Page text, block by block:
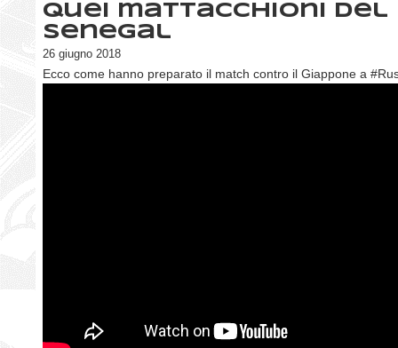
Quei mattacchioni del
Senegal
26 giugno 2018
Ecco come hanno preparato il match contro il Giappone a